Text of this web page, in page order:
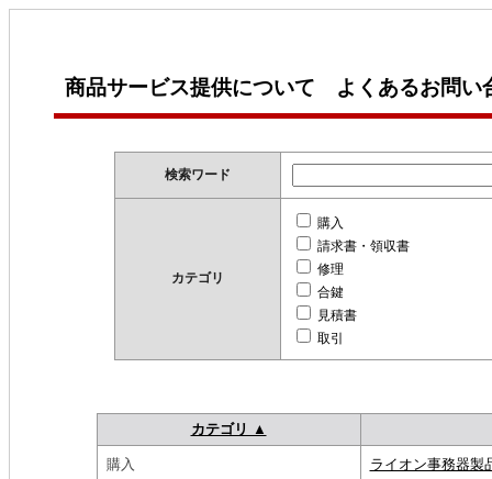
商品サービス提供について よくあるお問い
検索ワード
カテゴリ
購入
請求書・領収書
修理
合鍵
見積書
取引
カテゴリ ▲
購入 ライオン事務器製